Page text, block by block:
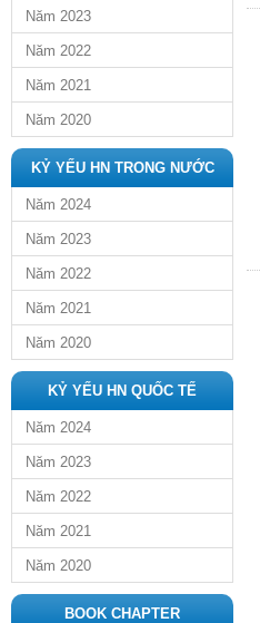
Năm 2023
Năm 2022
Năm 2021
Năm 2020
KỶ YẾU HN TRONG NƯỚC
Năm 2024
Năm 2023
Năm 2022
Năm 2021
Năm 2020
KỶ YẾU HN QUỐC TẾ
Năm 2024
Năm 2023
Năm 2022
Năm 2021
Năm 2020
BOOK CHAPTER